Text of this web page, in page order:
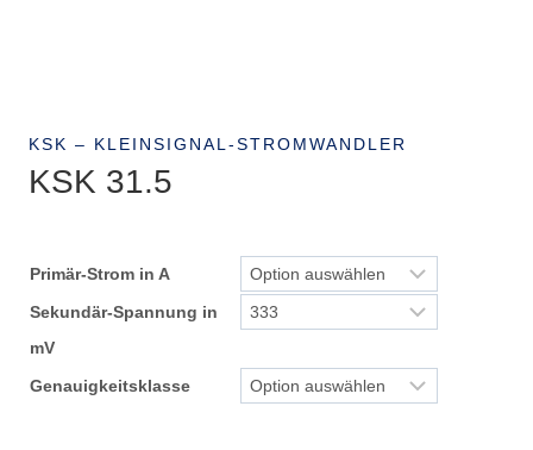
KSK – KLEINSIGNAL-STROMWANDLER
KSK 31.5
Primär-Strom in A
Sekundär-Spannung in
mV
Genauigkeitsklasse